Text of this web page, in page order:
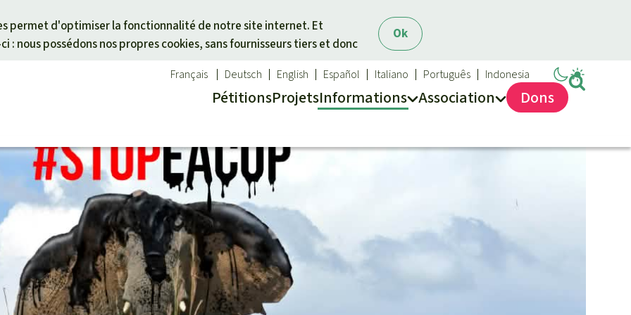
Ok
permet d'optimiser la fonctionnalité de notre site internet. Et
: nous possédons nos propres cookies, sans fournisseurs tiers et donc
PétitionsProjetsInformations
tropicale
Association
Questions fréquentes
Dans la presse
Français Deutsch English Español Italiano Português Indonesia
Dons
thème
animaux
forêts tropicales
Don pour une région
Asie du Sud-Est
Afrique
Amérique latine